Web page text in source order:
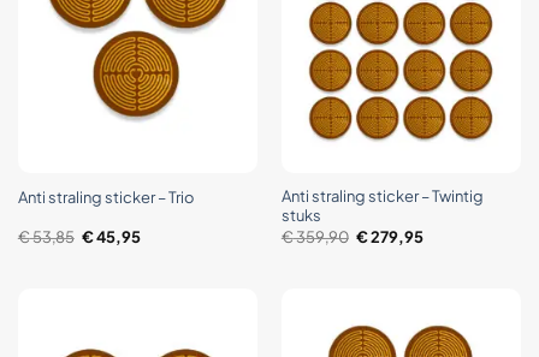
Anti straling sticker – Trio
€53,85 Oorspronkelijke
prijs
€45,95Huidige
Anti straling sticker – Twintig
stuks
€359,90 Oorspronkelijke
prijs
€279,95Huidige